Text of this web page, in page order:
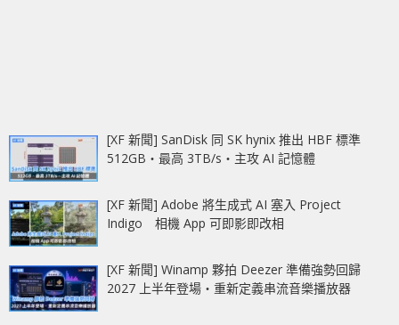
[XF 新聞] SanDisk 同 SK hynix 推出 HBF 標準
512GB‧最高 3TB/s‧主攻 AI 記憶體
[XF 新聞] Adobe 將生成式 AI 塞入 Project
Indigo 相機 App 可即影即改相
[XF 新聞] Winamp 夥拍 Deezer 準備強勢回歸
2027 上半年登場‧重新定義串流音樂播放器